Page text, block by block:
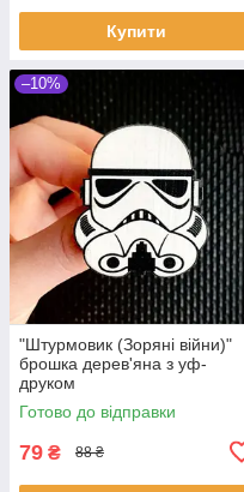
Купити
–10%
"Штурмовик (Зоряні війни)"
брошка дерев'яна з уф-
друком
Готово до відправки
79 ₴ 88 ₴